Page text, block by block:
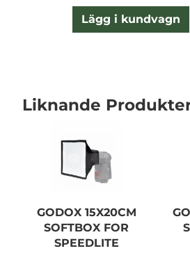
Lägg i kundvagn
Liknande
GODOX 15X20CM
SOFTBOX FOR
SPEEDLITE